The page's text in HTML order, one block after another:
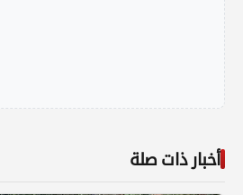
أخبار ذات صلة